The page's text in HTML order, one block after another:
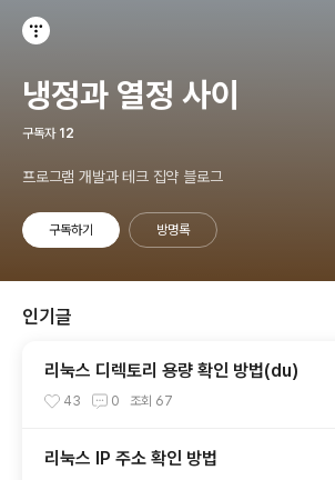
냉정과 열정 사이
구독자 12
프로그램 개발과 테크 집약 블로그
구독하기 방명록
인기글
리눅스 디렉토리 용량 확인 방법(du)
43 0 조회 67
리눅스 IP 주소 확인 방법